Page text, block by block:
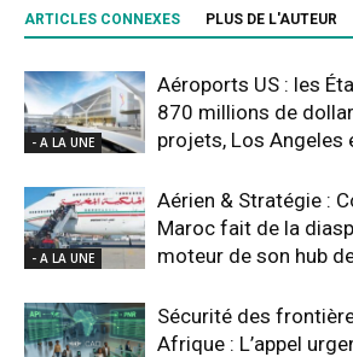
ARTICLES CONNEXES PLUS DE L'AUTEUR
- A LA UNE
Aéroports US : les
870 millions de
projets, Los Angeles
- A LA UNE
Aérien & Stratégie :
Maroc fait de la
moteur de son hub
Sécurité des
Afrique : L’appel